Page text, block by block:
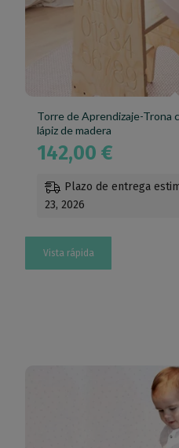
Torre de Aprendizaje-Trona
lápiz de madera
142,00€
Plazo de entrega
23, 2026
Vista rápida